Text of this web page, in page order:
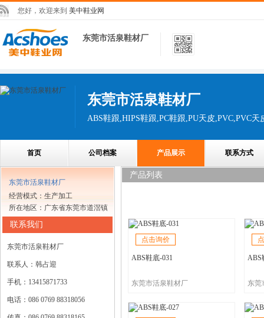
您好，欢迎来到 美中鞋业网
东莞市活泉鞋材厂
东莞市活泉鞋材厂
ABS鞋跟,HIPS鞋跟,PC鞋跟,PU天皮,PVC,PVC
首页 公司档案 产品展示 联系方式
东莞市活泉鞋材厂
经营模式：生产加工
所在地区：广东省东莞市道滘镇
联系我们
东莞市活泉鞋材厂
联系人：韩占迎
手机：13415871733
电话：086 0769 88318056
产品列表
点击询价
ABS鞋底-031
东莞市活泉鞋材厂
ABS
东莞